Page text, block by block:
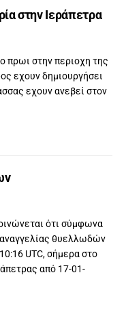
στην Ιεράπετρα
πρωι στην περιοχη της
εχουν δημιουργήσει
εχουν ανεβεί στον
ότι σύμφωνα
θυελλωδών
UTC, σήμερα στο
από 17-01-